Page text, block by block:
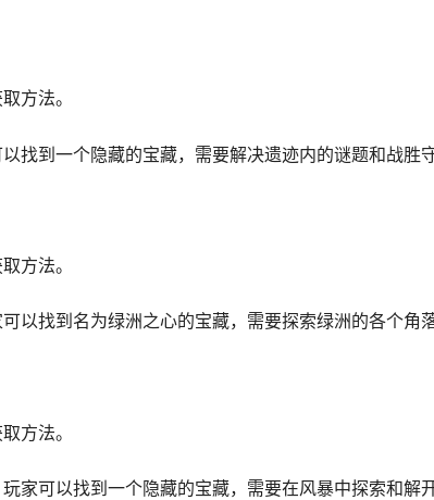
方法。
找到一个隐藏的宝藏，需要解决遗迹内的谜题和战胜
方法。
以找到名为绿洲之心的宝藏，需要探索绿洲的各个角
方法。
家可以找到一个隐藏的宝藏，需要在风暴中探索和解